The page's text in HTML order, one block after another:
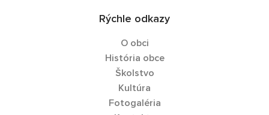
Rýchle odkazy
O obci
História obce
Školstvo
Kultúra
Fotogaléria